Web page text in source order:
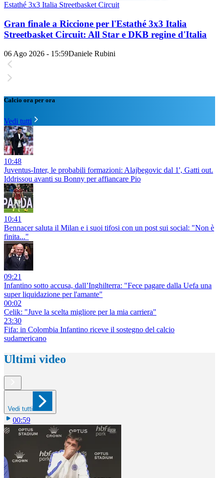
Estathé 3x3 Italia Streetbasket Circuit
Gran finale a Riccione per l'Estathé 3x3 Italia
Streetbasket Circuit: All Star e DKB regine d'Italia
06 Ago 2026 - 15:59Daniele Rubini
Calcio ora per ora
Vedi tutti
10:48
Juventus-Inter, le probabili formazioni: Alajbegovic dal 1', Gatti out.
Iddrissou avanti su Bonny per affiancare Pio
10:41
Bennacer saluta il Milan e i suoi tifosi con un post sui social: "Non è
finita..."
09:21
Infantino sotto accusa, dall’Inghilterra: "Fece pagare dalla Uefa una
super liquidazione per l'amante"
00:02
Celik: "Juve la scelta migliore per la mia carriera"
23:30
Fifa: in Colombia Infantino riceve il sostegno del calcio
sudamericano
Ultimi video
Vedi tutti
00:59